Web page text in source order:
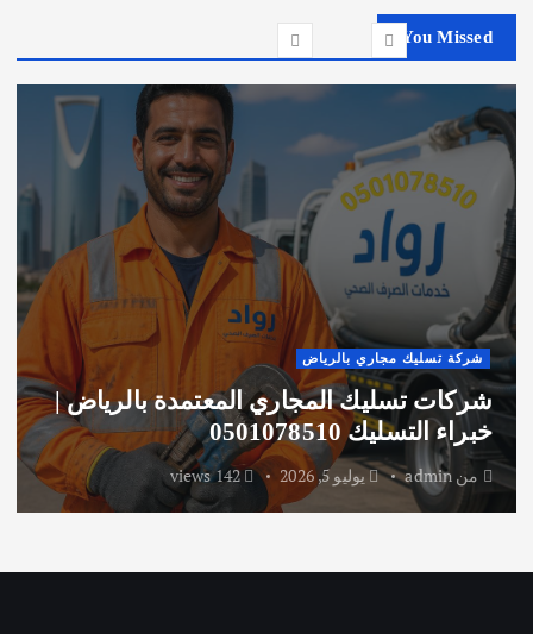
You Missed
شركة تسليك مجاري بالرياض
معالجة طفح المجاري في الرياض | خبراء
التسليك 0501078510
منadmin يوليو 4, 2026 143 views